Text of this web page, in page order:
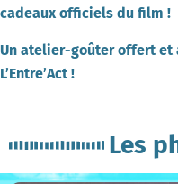
cadeaux officiels du film !
Un atelier-goûter offert et
L’Entre’Act !
Les